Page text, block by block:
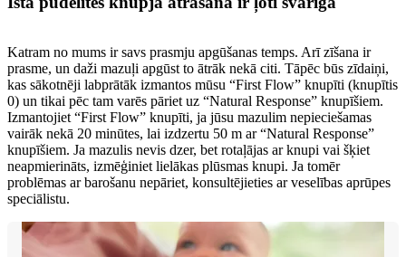
Katram no mums ir savs prasmju apgūšanas temps. Arī zīšana ir
prasme, un daži mazuļi apgūst to ātrāk nekā citi. Tāpēc būs zīdaiņi,
kas sākotnēji labprātāk izmantos mūsu “First Flow” knupīti (knupītis
0) un tikai pēc tam varēs pāriet uz “Natural Response” knupīšiem.
Izmantojiet “First Flow” knupīti, ja jūsu mazulim nepieciešamas
vairāk nekā 20 minūtes, lai izdzertu 50 m ar “Natural Response”
knupīšiem. Ja mazulis nevis dzer, bet rotaļājas ar knupi vai šķiet
neapmierināts, izmēģiniet lielākas plūsmas knupi. Ja tomēr
problēmas ar barošanu nepāriet, konsultējieties ar veselības aprūpes
speciālistu.